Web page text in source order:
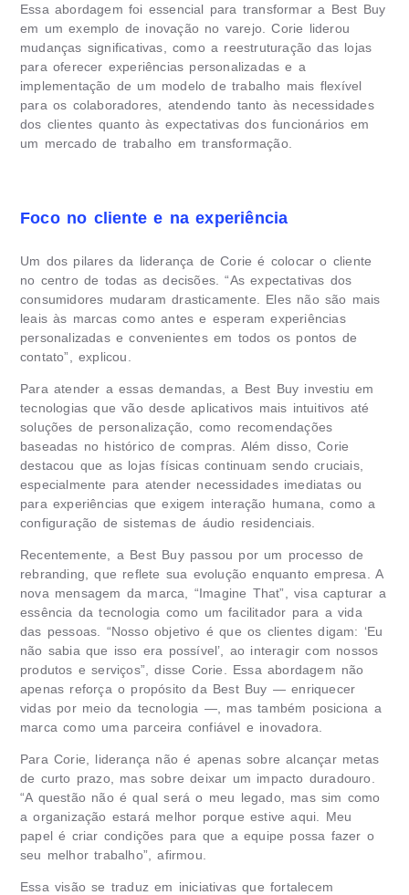
Essa abordagem foi essencial para transformar a Best Buy
em um exemplo de inovação no varejo. Corie liderou
mudanças significativas, como a reestruturação das lojas
para oferecer experiências personalizadas e a
implementação de um modelo de trabalho mais flexível
para os colaboradores, atendendo tanto às necessidades
dos clientes quanto às expectativas dos funcionários em
um mercado de trabalho em transformação.
Foco no cliente e na experiência
Um dos pilares da liderança de Corie é colocar o cliente
no centro de todas as decisões. “As expectativas dos
consumidores mudaram drasticamente. Eles não são mais
leais às marcas como antes e esperam experiências
personalizadas e convenientes em todos os pontos de
contato”, explicou.
Para atender a essas demandas, a Best Buy investiu em
tecnologias que vão desde aplicativos mais intuitivos até
soluções de personalização, como recomendações
baseadas no histórico de compras. Além disso, Corie
destacou que as lojas físicas continuam sendo cruciais,
especialmente para atender necessidades imediatas ou
para experiências que exigem interação humana, como a
configuração de sistemas de áudio residenciais.
Recentemente, a Best Buy passou por um processo de
rebranding, que reflete sua evolução enquanto empresa. A
nova mensagem da marca, “Imagine That”, visa capturar a
essência da tecnologia como um facilitador para a vida
das pessoas. “Nosso objetivo é que os clientes digam: ‘Eu
não sabia que isso era possível’, ao interagir com nossos
produtos e serviços”, disse Corie. Essa abordagem não
apenas reforça o propósito da Best Buy — enriquecer
vidas por meio da tecnologia —, mas também posiciona a
marca como uma parceira confiável e inovadora.
Para Corie, liderança não é apenas sobre alcançar metas
de curto prazo, mas sobre deixar um impacto duradouro.
“A questão não é qual será o meu legado, mas sim como
a organização estará melhor porque estive aqui. Meu
papel é criar condições para que a equipe possa fazer o
seu melhor trabalho”, afirmou.
Essa visão se traduz em iniciativas que fortalecem